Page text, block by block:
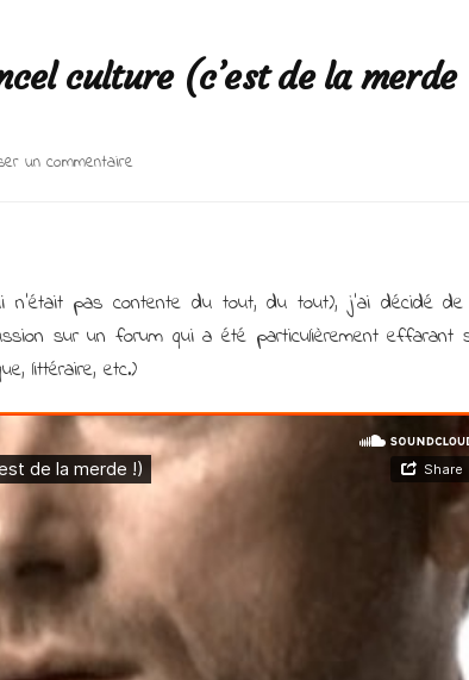
culture (c’est de la merde
un commentaire
la
cancel
culture
de
la
merde
!)
pas contente du tout, du tout), j’ai décidé de
sur un forum qui a été particulièrement effarant
littéraire, etc.)